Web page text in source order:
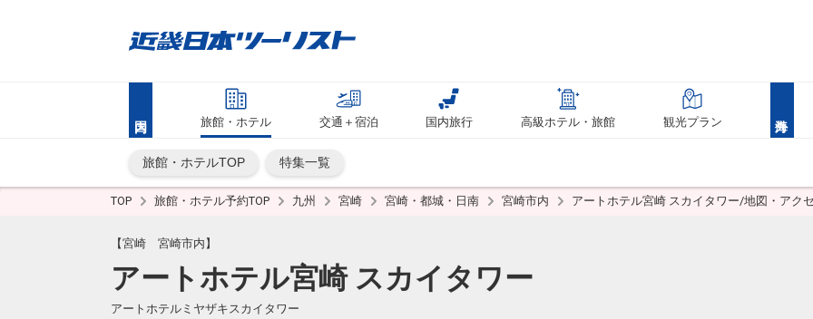
旅館・ホテル 交通＋宿泊 国内旅行 高級ホテル・旅館 観光プラン
旅館・ホテルTOP 特集一覧
TOP 旅館・ホテル予約TOP 九州 宮崎 宮崎・都城・日南 宮崎市内 アートホテル宮崎 スカイタワー/地図・アク
【宮崎 宮崎市内】
アートホテル宮崎 スカイタワー
アートホテルミヤザキスカイタワー